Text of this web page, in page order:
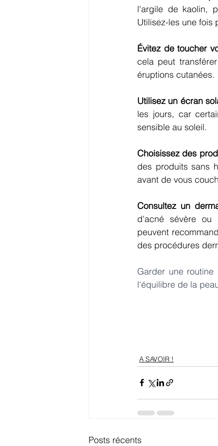
l'argile de kaolin,
Utilisez-les une fois
Évitez de toucher
cela peut
éruptions cutanées.
Utilisez un écran
les jours, car
sensible au soleil.
Choisissez des
des produits sans
avant de vous
Consultez un
d'acné sévère ou
peuvent
des procédures
Garder une
l'équilibre de la
A SAVOIR !
Posts récents